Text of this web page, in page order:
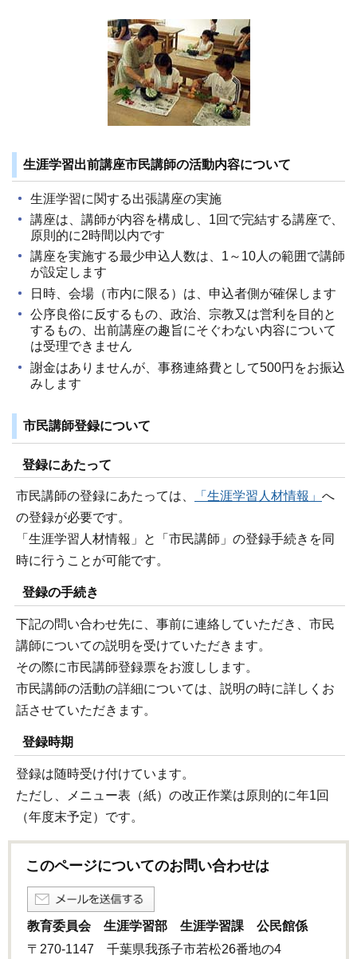
生涯学習出前講座市民講師の活動内容について
生涯学習に関する出張講座の実施
講座は、講師が内容を構成し、1回で完結する講座で、
原則的に2時間以内です
講座を実施する最少申込人数は、1～10人の範囲で講師
が設定します
日時、会場（市内に限る）は、申込者側が確保します
公序良俗に反するもの、政治、宗教又は営利を目的と
するもの、出前講座の趣旨にそぐわない内容について
は受理できません
謝金はありませんが、事務連絡費として500円をお振込
みします
市民講師登録について
登録にあたって
市民講師の登録にあたっては、 「生涯学習人材情報」 へ
の登録が必要です。
「生涯学習人材情報」と「市民講師」の登録手続きを同
時に行うことが可能です。
登録の手続き
下記の問い合わせ先に、事前に連絡していただき、市民
講師についての説明を受けていただきます。
その際に市民講師登録票をお渡しします。
市民講師の活動の詳細については、説明の時に詳しくお
話させていただきます。
登録時期
登録は随時受け付けています。
ただし、メニュー表（紙）の改正作業は原則的に年1回
（年度末予定）です。
このページについてのお問い合わせは
教育委員会 生涯学習部 生涯学習課 公民館係
〒270-1147 千葉県我孫子市若松26番地の4